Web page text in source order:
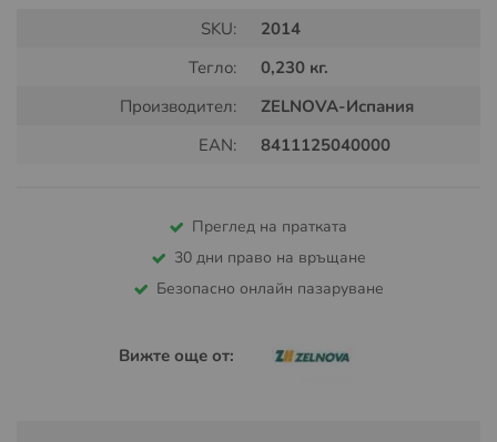
SKU:
2014
Тегло:
0,230 кг.
Производител:
ZELNOVA-Испания
EAN:
8411125040000
Преглед на пратката
30 дни право на връщане
Безопасно онлайн пазаруване
Вижте още от: